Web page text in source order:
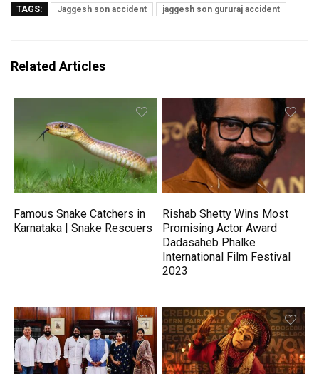
TAGS: Jaggesh son accident jaggesh son gururaj accident
Related Articles
Famous Snake Catchers in
Karnataka | Snake Rescuers
Rishab Shetty Wins Most
Promising Actor Award
Dadasaheb Phalke
International Film Festival
2023